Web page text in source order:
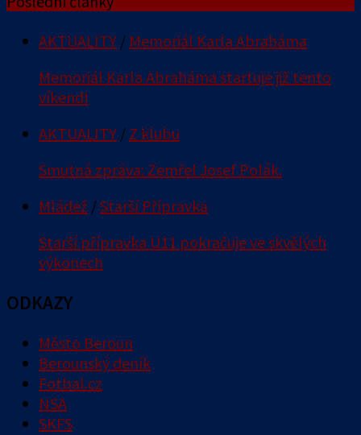
AKTUALITY / Memoriál Karla Abraháma
Memoriál Karla Abraháma startuje již tento
víkend!
AKTUALITY / Z klubu
Smutná zpráva: Zemřel Josef Polák.
Mládež /Starší Přípravka
Starší přípravka U11 pokračuje ve skvělých
výkonech
ODKAZY
Město Beroun
Berounský deník
Fotbal.cz
NSA
SKFS